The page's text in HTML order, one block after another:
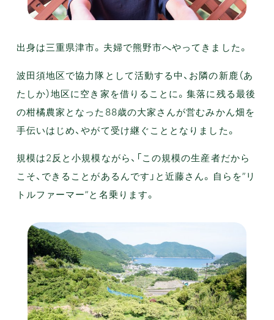
出身は三重県津市。夫婦で熊野市へやってきました。
波田須地区で協力隊として活動する中、お隣の新鹿（あ
たしか）地区に空き家を借りることに。集落に残る最後
の柑橘農家となった88歳の大家さんが営むみかん畑を
手伝いはじめ、やがて受け継ぐこととなりました。
規模は2反と小規模ながら、「この規模の生産者だから
こそ、できることがあるんです」と近藤さん。自らを”リ
トルファーマー”と名乗ります。